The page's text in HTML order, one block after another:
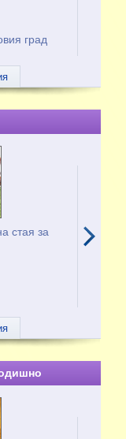
град
стая за